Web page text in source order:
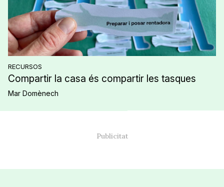
RECURSOS
Compartir la casa és compartir les tasques
Mar Domènech